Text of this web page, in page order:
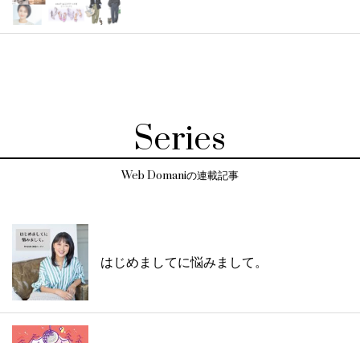
Series
Web Domaniの連載記事
はじめましてに悩みまして。